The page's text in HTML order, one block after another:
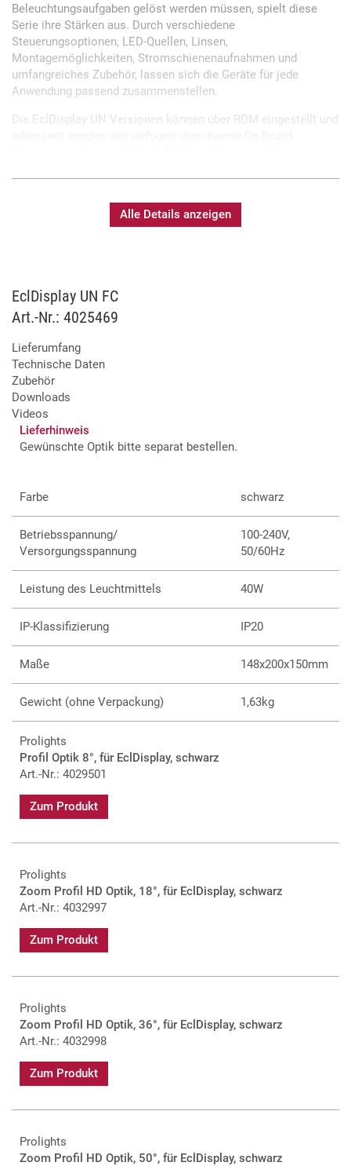
Beleuchtungsaufgaben gelöst werden müssen, spielt diese
Serie ihre Stärken aus. Durch verschiedene
Steuerungsoptionen, LED-Quellen, Linsen,
Montagemöglichkeiten, Stromschienenaufnahmen und
umfangreiches Zubehör, lassen sich die Geräte für jede
Anwendung passend zusammenstellen.
Die EclDisplay UN Versionen können über RDM eingestellt und
Warmweiß-LED, die sowohl das volle Farbspektrum als auch
präzise Weißtöne erzeugen kann.
Steuerung per DMX, DALI, Phasenanschnitt oder lokal
Gehäusefarbe schwarz oder weiß (RAL Töne auf
Vielfältige Optiken erhältlich
Stromschienen-Adapter und umfangreiches Zubehör
lieferbar
Weitere Modelle mit alternativen LED-Quellen und
Steuerungsoptionen verfügbar
Dialux Daten als Download verfügbar
Alle Details anzeigen
EclDisplay UN FC
Art.-Nr.: 4025469
Lieferumfang
Technische Daten
Zubehör
Downloads
Videos
Lieferhinweis
Gewünschte Optik bitte separat bestellen.
Farbe schwarz
Betriebsspannung/
Versorgungsspannung
100-240V,
50/60Hz
Leistung des Leuchtmittels 40W
IP-Klassifizierung IP20
Maße 148x200x150mm
Gewicht (ohne Verpackung) 1,63kg
Prolights
Profil Optik 8°, für EclDisplay, schwarz
Art.-Nr.: 4029501
Zum Produkt
Prolights
Zoom Profil HD Optik, 18°, für EclDisplay, schwarz
Art.-Nr.: 4032997
Zum Produkt
Prolights
Zoom Profil HD Optik, 36°, für EclDisplay, schwarz
Art.-Nr.: 4032998
Zum Produkt
Prolights
Zoom Profil HD Optik, 50°, für EclDisplay, schwarz